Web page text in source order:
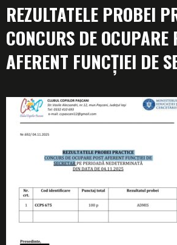
REZULTATELE PROBEI
CONCURS DE OCUPARE
AFERENT FUNCȚIEI DE